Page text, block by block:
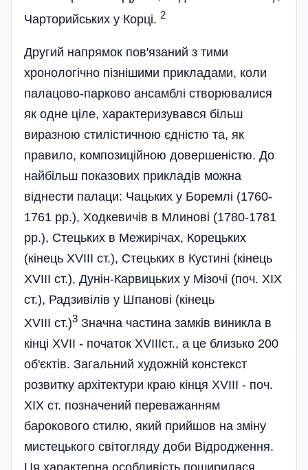
Чарторийських у Корці. 2
Другий напрямок пов'язаний з тими
хронологічно пізнішими прикладами, коли
палацово-парково ансамблі створювалися
як одне ціле, характеризувався більш
виразною стилістичною єдністю та, як
правило, композиційною довершеністю. До
найбільш показових прикладів можна
віднести палаци: Чацьких у Боремлі (1760-
1761 pp.), Ходкевичів в Млинові (1780-1781
pp.), Стецьких в Межирічах, Корецьких
(кінець ХVIII ст.), Стецьких в Кустині (кінець
ХVIII ст.), Дунін-Карвицьких у Мізочі (поч. XIX
ст.), Радзивілів у Шпанові (кінець
ХVIII ст.)3 Значна частина замків виникла в
кінці ХVIІ - початок ХVIIIст., а це близько 200
об'єктів. Загальний художній констекст
розвитку архітектури краю кінця ХVIII - поч.
ХІХ ст. позначений переважанням
барокового стилю, який прийшов на зміну
мистецького світогляду доби Відродження.
Ця характерна особливість поширилася